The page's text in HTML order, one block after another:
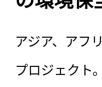
アジア、アフ
プロジェクト